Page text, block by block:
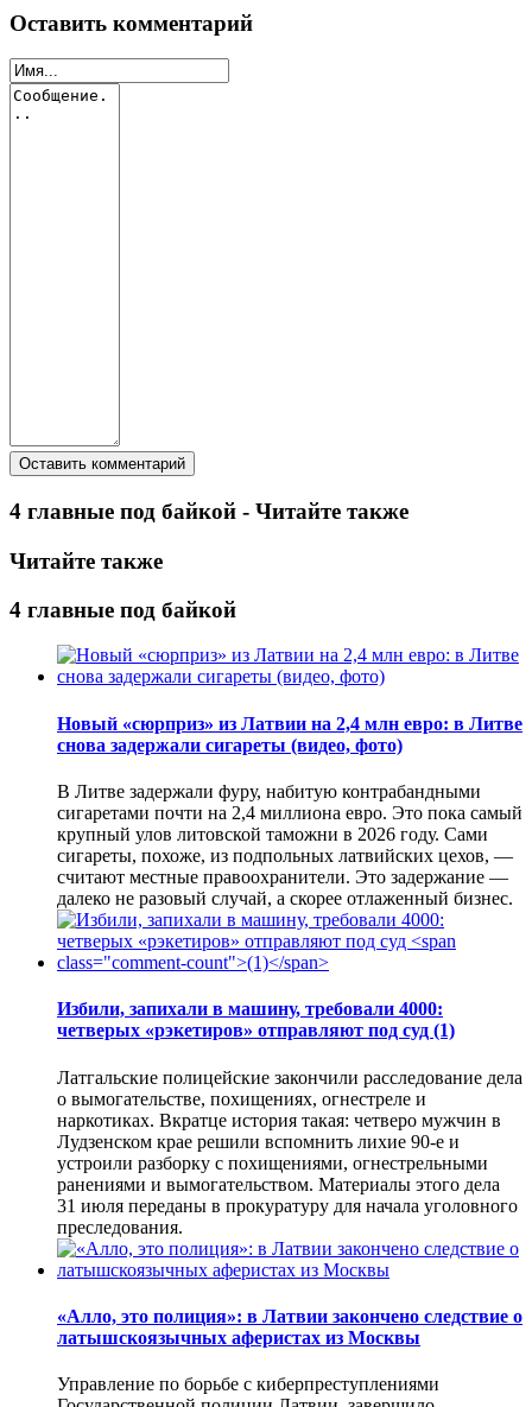
Оставить комментарий
4 главные под байкой - Читайте также
Читайте также
4 главные под байкой
Новый «сюрприз» из Латвии на 2,4 млн евро: в Литве
снова задержали сигареты (видео, фото)
В Литве задержали фуру, набитую контрабандными
сигаретами почти на 2,4 миллиона евро. Это пока самый
крупный улов литовской таможни в 2026 году. Сами
сигареты, похоже, из подпольных латвийских цехов, —
считают местные правоохранители. Это задержание —
далеко не разовый случай, а скорее отлаженный бизнес.
Избили, запихали в машину, требовали 4000:
четверых «рэкетиров» отправляют под суд (1)
Латгальские полицейские закончили расследование дела
о вымогательстве, похищениях, огнестреле и
наркотиках. Вкратце история такая: четверо мужчин в
Лудзенском крае решили вспомнить лихие 90-е и
устроили разборку с похищениями, огнестрельными
ранениями и вымогательством. Материалы этого дела
31 июля переданы в прокуратуру для начала уголовного
преследования.
«Алло, это полиция»: в Латвии закончено следствие о
латышскоязычных аферистах из Москвы
Управление по борьбе с киберпреступлениями